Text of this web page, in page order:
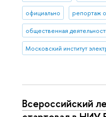
официально репортаж
общественная
Московский институт
Всероссийский